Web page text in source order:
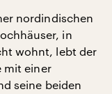
nordindischen
in
wohnt, lebt der
mit einer
seine beiden